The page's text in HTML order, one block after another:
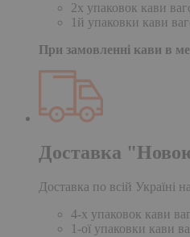
2х упаковок кави
1й упаковки кави
При замовленні кави в
Доставка
Доставка по всій Україні
4-х упаковок кави
1-ої упаковки кави